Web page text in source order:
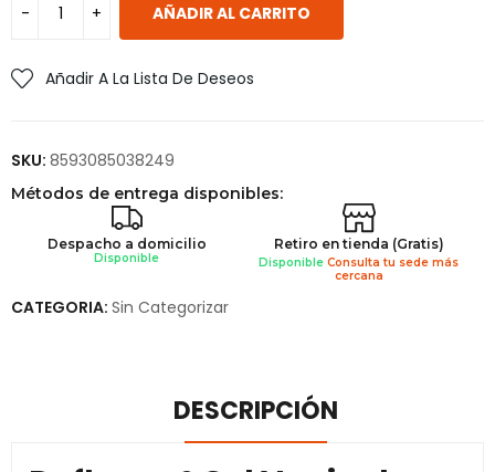
AÑADIR AL CARRITO
Añadir A La Lista De Deseos
SKU: 8593085038249
Métodos de entrega disponibles:
Despacho a domicilio
Disponible
Retiro en tienda (Gratis)
DisponibleConsulta tu sede más
cercana
CATEGORIA: Sin Categorizar
DESCRIPCIÓN